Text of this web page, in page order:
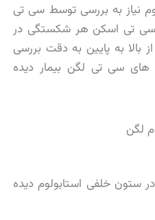
نیاز به بررسی توسط سی تی
سی تی اسکن هر شکستگی در
بالا به پایین به دقت بررسی
سی تی لگن بیمار دیده
ستون خلفی استابولوم دیده